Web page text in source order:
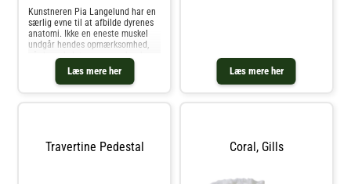
Læs mere her
Kunstneren Pia Langelund har en
særlig evne til at afbilde dyrenes
anatomi. Ikke en eneste muskel
undgår hendes opmærksomhed,
når hun skulpturerer, og aber har
en særlig plads i hendes hjerte -
især gorillaer. Den store gorilla-
figur er en hyldest til det
Læs mere her
Travertine Pedestal Coral, Gills